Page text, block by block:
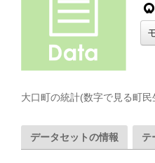
大口町の統計(数字で見る町
データセットの情報 テ